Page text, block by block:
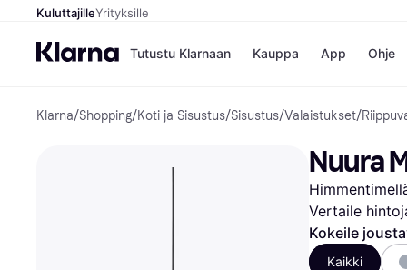
KuluttajilleYrityksille
Tutustu Klarnaan Kauppa
Kaupat
Gigantti
H&M
Peten
Wolt
App Ohje
Klarna/Shopping/Koti ja Sisustus/Sisustus/Valaistukset/
Nuura
Vertaile
Kokeile
Kaikki